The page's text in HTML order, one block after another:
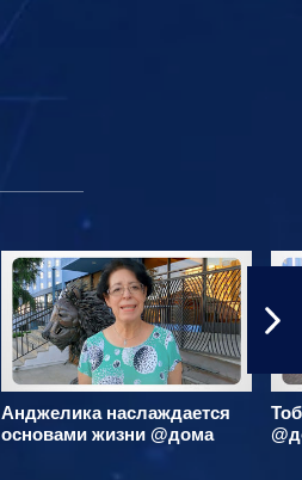
Анджелика наслаждается
основами жизни @дома